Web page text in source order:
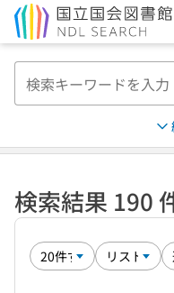
検索結果 190